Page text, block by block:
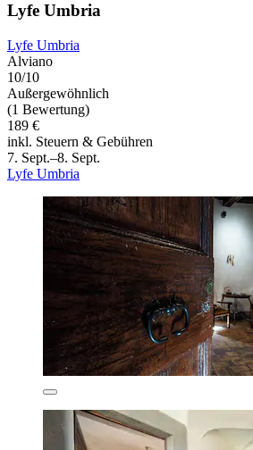
Lyfe Umbria
Lyfe Umbria
Alviano
10/10
Außergewöhnlich
(1 Bewertung)
189 €
inkl. Steuern & Gebühren
7. Sept.–8. Sept.
Lyfe Umbria